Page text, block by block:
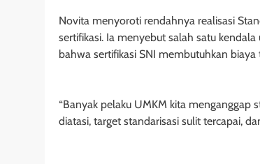
Novita menyoroti rendahnya realisasi
sertifikasi. Ia menyebut salah satu
bahwa sertifikasi SNI membutuhkan biaya
“Banyak pelaku UMKM kita menganggap
diatasi, target standarisasi sulit tercapai,